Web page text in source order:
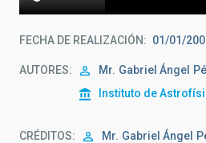
FECHA DE REALIZACIÓN 01/01/
AUTORES Mr. Gabriel Ángel
Instituto de
CRÉDITOS Mr. Gabriel Ángel